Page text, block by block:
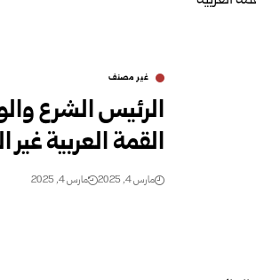
غير مصنف
الرئيس الشرع
القمة العربية غير
مارس 4, 2025 مارس 4, 2025